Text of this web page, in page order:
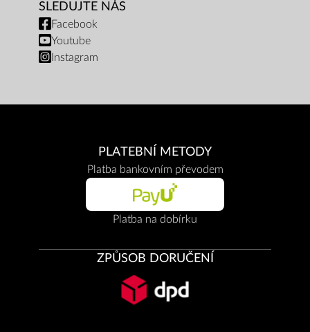
SLEDUJTE NÁS
Facebook
Youtube
Instagram
PLATEBNÍ METODY
Platba bankovním převodem
Platba na dobírku
ZPŮSOB DORUČENÍ